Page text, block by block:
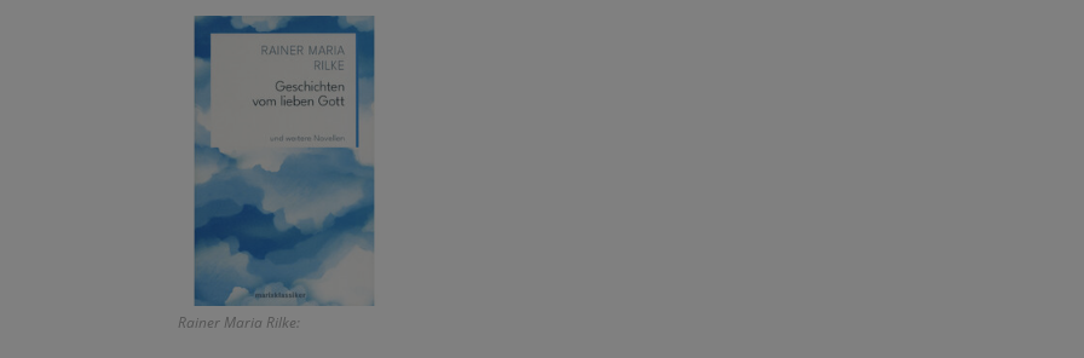
Rainer Maria Rilke: